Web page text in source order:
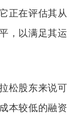
正在评估其从
，以满足其运
松股东来说可
本较低的融资